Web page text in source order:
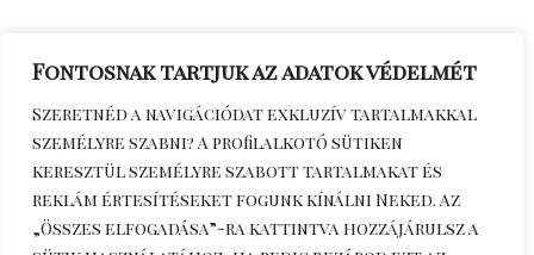
Fontosnak tartjuk az adatok védelmét
Szeretnéd a navigációdat exkluzív tartalmakkal
személyre szabni? A profilalkotó sütiken
keresztül személyre szabott tartalmakat és
reklám értesítéseket fogunk kínálni Neked. Az
„Összes elfogadása”-ra kattintva hozzájárulsz a